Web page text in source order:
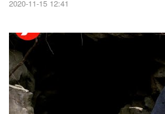
2020-11-15 12:41